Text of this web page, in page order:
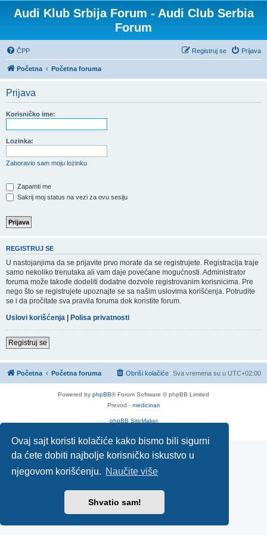
Ovaj sajt koristi kolačiće kako bismo bili sigurni
da ćete dobiti najbolje korisničko iskustvo u
njegovom korišćenju. Naučite više
Shvatio sam!
Audi Klub Srbija Forum - Audi Club Serbia
Forum
ČPP Prijava
Registruj se
Početna Početna foruma
Prijava
Korisničko ime:
Lozinka:
Zaboravio sam moju lozinku
Zapamti me
Sakrij moj status na vezi za ovu sesiju
REGISTRUJ SE
U nastojanjima da se prijavite prvo morate da se registrujete. Registracija traje
samo nekoliko trenutaka ali vam daje povećane mogućnosti. Administrator
foruma može takođe dodeliti dodatne dozvole registrovanim korisnicima. Pre
nego što se registrujete upoznajte se sa našim uslovima korišćenja. Potrudite
se i da pročitate sva pravila foruma dok koristite forum.
Uslovi korišćenja | Polisa privatnosti
Registruj se
Početna Početna foruma Sva vremena su u UTC+02:00
Obriši kolačiće
Powered by phpBB® Forum Software © phpBB Limited
Prevod - medicinari
phpBB SiteMaker